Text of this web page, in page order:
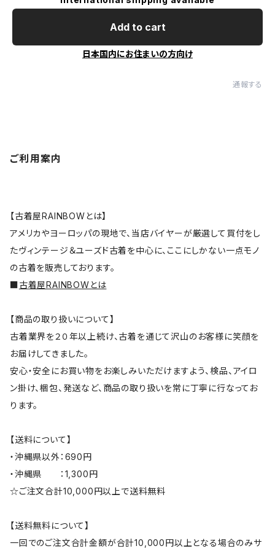
Add to cart
日本国内にお住まいの方向け
通報する
ご利用案内
【古着屋RAINBOWとは】
アメリカやヨーロッパの現地で、当店バイヤーが厳選して買付をし
たヴィンテージ＆ユーズド古着を中心に、ここにしかない一点モノ
の古着を販売しております。
■古着屋RAINBOWとは
【商品の取り扱いについて】
古着業界を２０年以上続け、古着を通じて沢山のお客様に笑顔を
お届けしてきました。
安心・安全にお買い物をお楽しみいただけますよう、検品、アイロ
ン掛け、梱包、発送など、商品の取り扱いを常に丁寧に行なってお
ります。
【送料について】
・沖縄県以外：690円
・沖縄県 ：1,300円
☆ご注文合計10,000円以上で送料無料
【送料無料について】
一回でのご注文合計金額が合計10,000円以上となる場合のみサ